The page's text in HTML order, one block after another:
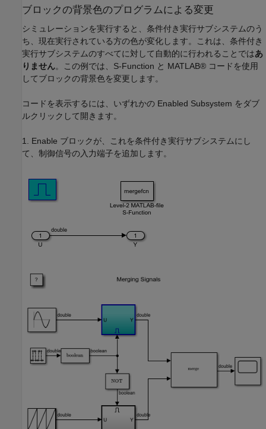
ブロックの背景色のプログラムによる変更
シミュレーションを実行すると、条件付き実行サブシステムのう
ち、現在実行されている方の色が変化します。これは、条件付き
実行サブシステムのすべてに対して自動的に行われることではあ
りません。この例では、S-Function と MATLAB® コードを使用
してブロックの背景色を変更します。
コードを表示するには、いずれかの Enabled Subsystem をダブ
ルクリックして開きます。
1. Enable ブロックが、これを条件付き実行サブシステムにし
て、制御信号の入力端子を追加します。